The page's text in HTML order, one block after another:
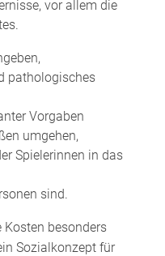
vor allem die
pathologisches
Vorgaben
umgehen,
Spielerinnen in das
sind.
Kosten besonders
Sozialkonzept für